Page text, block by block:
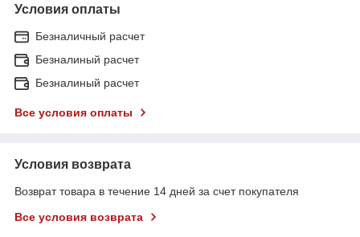
Условия оплаты
Безналичный расчет
Безналиный расчет
Безналиный расчет
Все условия оплаты
Условия возврата
Возврат товара в течение 14 дней за счет покупателя
Все условия возврата